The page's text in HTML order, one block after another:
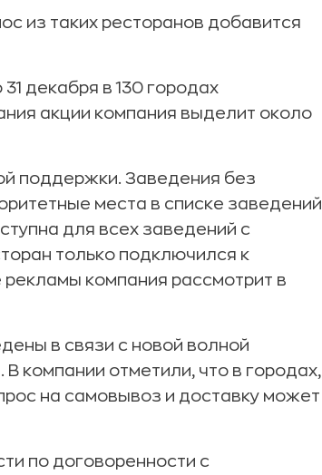
из таких ресторанов добавится
декабря в 130 городах
акции компания выделит около
поддержки. Заведения без
места в списке заведений
для всех заведений с
только подключился к
компания рассмотрит в
в связи с новой волной
компании отметили, что в городах,
на самовывоз и доставку может
по договоренности с